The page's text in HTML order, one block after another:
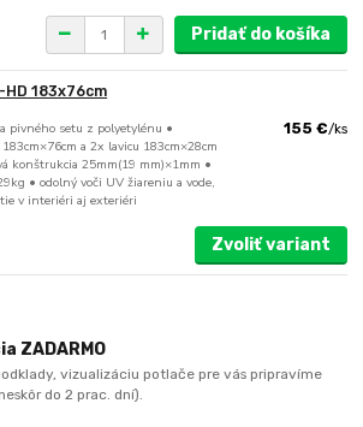
Pridať do košíka
183x76cm
pivného setu z polyetylénu •
a 2x lavicu 183cm×28cm
konštrukcia 25mm(19 mm)×1mm •
• odolný voči UV žiareniu a vode,
v interiéri aj exteriéri
155 €/ks
Zvoliť variant
ZADARMO
vizualizáciu potlače pre vás pripravíme
do 2 prac. dní).